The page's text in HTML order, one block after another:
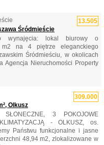
13.505
Śródmieście
wynajęcia: lokal biurowy o
m2 na 4 piętrze eleganckiego
Śródmieściu, w okolicach
Agencja Nieruchomości Property
309.000
Olkusz
SŁONECZNE, 3 POKOJOWE
- OLKUSZ, os.
Państwu funkcjonalne i jasne
48,94 m2, zlokalizowane w